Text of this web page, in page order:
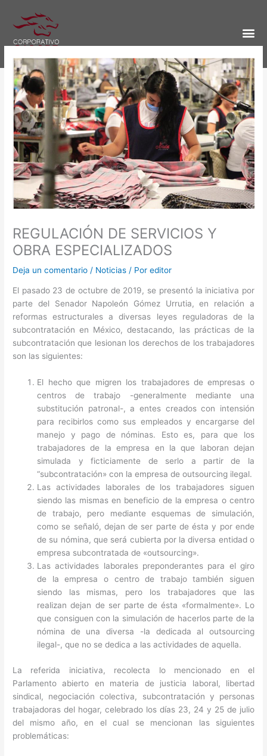
contenido
REGULACIÓN DE SERVICIOS Y
OBRA ESPECIALIZADOS
Deja un comentario / Noticias / Poreditor
El pasado 23 de octubre de 2019, se presentó la iniciativa por
parte del Senador Napoleón Gómez Urrutia, en relación a
reformas estructurales a diversas leyes reguladoras de la
subcontratación en México, destacando, las prácticas de la
subcontratación que lesionan los derechos de los trabajadores
son las siguientes:
El hecho que migren los trabajadores de empresas o
centros de trabajo -generalmente mediante una
substitución patronal-, a entes creados con intensión
para recibirlos como sus empleados y encargarse del
manejo y pago de nóminas. Esto es, para que los
trabajadores de la empresa en la que laboran dejan
simulada y ficticiamente de serlo a partir de la
“subcontratación» con la empresa de outsourcing ilegal.
Las actividades laborales de los trabajadores siguen
siendo las mismas en beneficio de la empresa o centro
de trabajo, pero mediante esquemas de simulación,
como se señaló, dejan de ser parte de ésta y por ende
de su nómina, que será cubierta por la diversa entidad o
empresa subcontratada de «outsourcing».
Las actividades laborales preponderantes para el giro
de la empresa o centro de trabajo también siguen
siendo las mismas, pero los trabajadores que las
realizan dejan de ser parte de ésta «formalmente». Lo
que consiguen con la simulación de hacerlos parte de la
nómina de una diversa -la dedicada al outsourcing
ilegal-, que no se dedica a las actividades de aquella.
La referida iniciativa, recolecta lo mencionado en el
Parlamento abierto en materia de justicia laboral, libertad
sindical, negociación colectiva, subcontratación y personas
trabajadoras del hogar, celebrado los días 23, 24 y 25 de julio
del mismo año, en el cual se mencionan las siguientes
problemáticas: